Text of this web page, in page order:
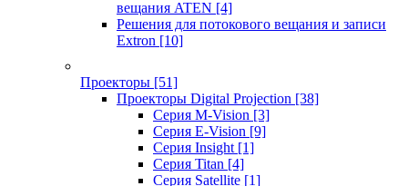
вещания ATEN [4]
Решения для потокового вещания и записи
Extron [10]
Проекторы [51]
Проекторы Digital Projection [38]
Серия M-Vision [3]
Серия E-Vision [9]
Серия Insight [1]
Серия Titan [4]
Серия Satellite [1]